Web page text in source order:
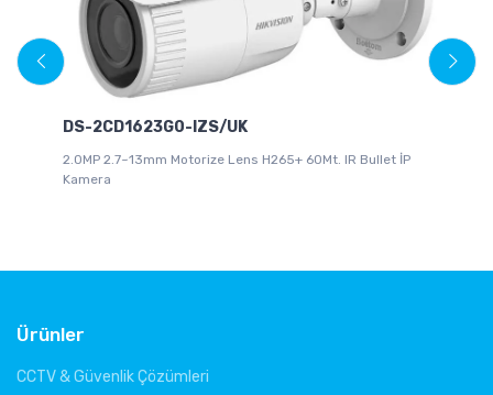
DS-2CD1623G0-IZS/UK
2.0MP 2.7~13mm Motorize Lens H265+ 60Mt. IR Bullet İP
Kamera
Ürünler
CCTV & Güvenlik Çözümleri